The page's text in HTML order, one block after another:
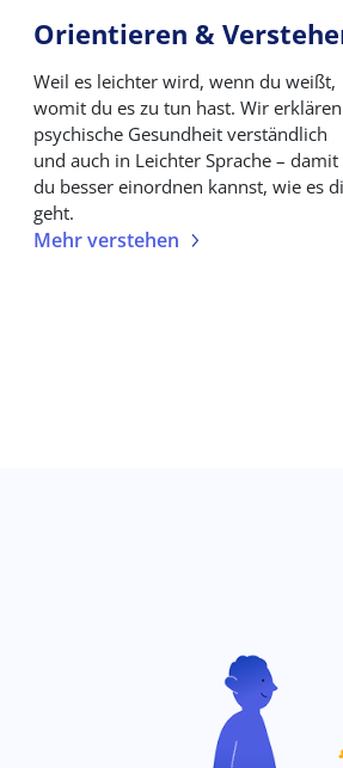
Orientieren &
Weil es leichter wird, wenn du weißt,
womit du es zu tun hast. Wir erklären
psychische Gesundheit verständlich
und auch in Leichter Sprache – damit
du besser einordnen kannst, wie es
geht.
Mehr verstehen